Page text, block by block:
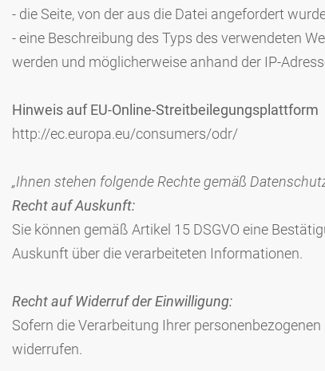
- die Seite, von der aus die Datei angefordert
- eine Beschreibung des Typs des verwendeten
werden und möglicherweise anhand der IP-
Hinweis auf EU-Online-Streitbeilegungsplattform
http://ec.europa.eu/consumers/odr/
„Ihnen stehen folgende Rechte gemäß
Recht auf Auskunft:
Sie können gemäß Artikel 15 DSGVO eine
Auskunft über die verarbeiteten Informationen.
Recht auf Widerruf der Einwilligung:
Sofern die Verarbeitung Ihrer
widerrufen.